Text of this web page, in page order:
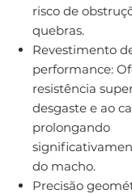
risco de
quebras.
Revestimento
performance:
resistência
desgaste e ao
prolongando
do macho.
Precisão